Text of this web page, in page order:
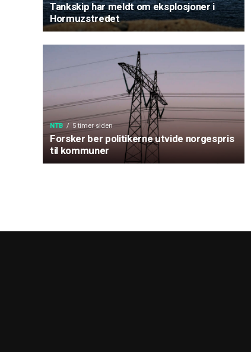
Tankskip har meldt om eksplosjoner i
Hormuzstredet
NTB 5 timer siden
Forsker ber politikerne utvide norgespris
til kommuner